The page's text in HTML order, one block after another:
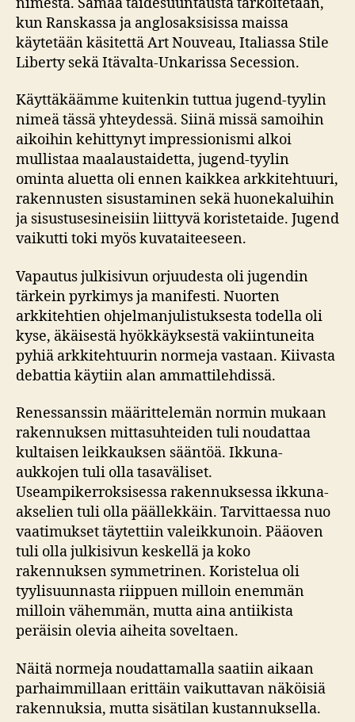
kun Ranskassa ja anglosaksisissa maissa
käytetään käsitettä Art Nouveau, Italiassa Stile
Liberty sekä Itävalta-Unkarissa Secession.
Käyttäkäämme kuitenkin tuttua jugend-tyylin
nimeä tässä yhteydessä. Siinä missä samoihin
aikoihin kehittynyt impressionismi alkoi
mullistaa maalaustaidetta, jugend-tyylin
ominta aluetta oli ennen kaikkea arkkitehtuuri,
rakennusten sisustaminen sekä huonekaluihin
ja sisustusesineisiin liittyvä koristetaide. Jugend
vaikutti toki myös kuvataiteeseen.
Vapautus julkisivun orjuudesta oli jugendin
tärkein pyrkimys ja manifesti. Nuorten
arkkitehtien ohjelmanjulistuksesta todella oli
kyse, äkäisestä hyökkäyksestä vakiintuneita
pyhiä arkkitehtuurin normeja vastaan. Kiivasta
debattia käytiin alan ammattilehdissä.
Renessanssin määrittelemän normin mukaan
rakennuksen mittasuhteiden tuli noudattaa
kultaisen leikkauksen sääntöä. Ikkuna-
aukkojen tuli olla tasaväliset.
Useampikerroksisessa rakennuksessa ikkuna-
akselien tuli olla päällekkäin. Tarvittaessa nuo
vaatimukset täytettiin valeikkunoin. Pääoven
tuli olla julkisivun keskellä ja koko
rakennuksen symmetrinen. Koristelua oli
tyylisuunnasta riippuen milloin enemmän
milloin vähemmän, mutta aina antiikista
peräisin olevia aiheita soveltaen.
Näitä normeja noudattamalla saatiin aikaan
parhaimmillaan erittäin vaikuttavan näköisiä
rakennuksia, mutta sisätilan kustannuksella.